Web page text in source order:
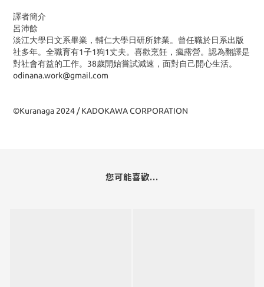
譯者簡介
呂沛餘
淡江大學日文系畢業，輔仁大學日研所肄業。曾任職於日系出版
社多年。全職育有1子1狗1丈夫。喜歡烹飪，瘋露營。認為翻譯是
對社會有益的工作。38歲開始嘗試減速，面對自己開心生活。
odinana.work@gmail.com
©Kuranaga 2024 / KADOKAWA CORPORATION
您可能喜歡...